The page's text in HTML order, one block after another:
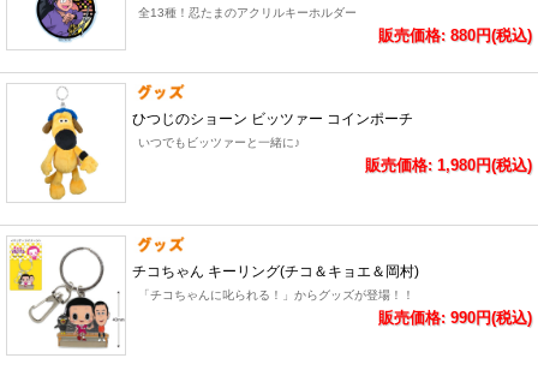
全13種！忍たまのアクリルキーホルダー
販売価格: 880円(税込)
ひつじのショーン ビッツァー コインポーチ
いつでもビッツァーと一緒に♪
販売価格: 1,980円(税込)
チコちゃん キーリング(チコ＆キョエ＆岡村)
「チコちゃんに叱られる！」からグッズが登場！！
販売価格: 990円(税込)